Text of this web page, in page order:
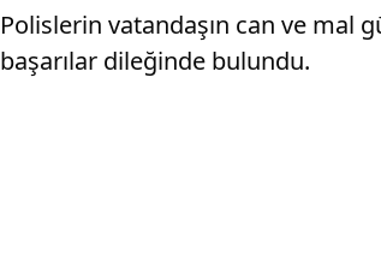
Polislerin vatandaşın can ve mal
başarılar dileğinde bulundu.